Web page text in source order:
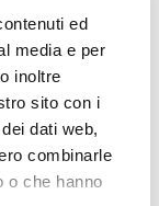
ed
media e per
inoltre
sito con i
dati web,
combinarle
o che hanno
completo
lista degli